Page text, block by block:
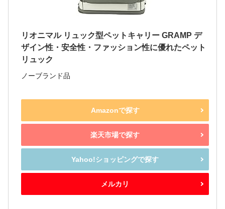
リオニマル リュック型ペットキャリー GRAMP デ
ザイン性・安全性・ファッション性に優れたペット
リュック
ノーブランド品
Amazonで探す
楽天市場で探す
Yahoo!ショッピングで探す
メルカリ